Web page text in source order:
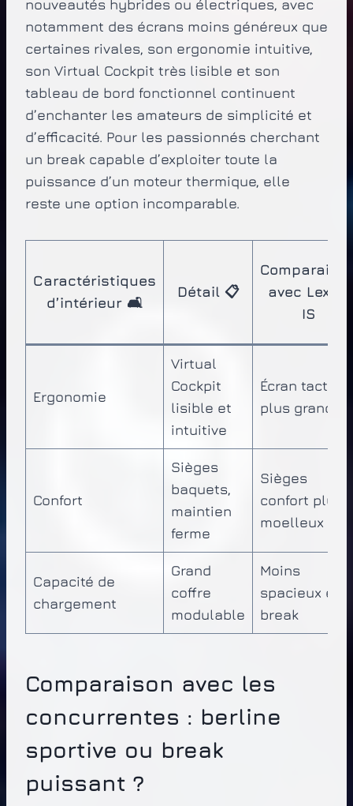
nouveautés hybrides ou électriques, avec
notamment des écrans moins généreux que
certaines rivales, son ergonomie intuitive,
son Virtual Cockpit très lisible et son
tableau de bord fonctionnel continuent
d’enchanter les amateurs de simplicité et
d’efficacité. Pour les passionnés cherchant
un break capable d’exploiter toute la
puissance d’un moteur thermique, elle
reste une option incomparable.
Caractéristiques
d’intérieur 🛋️
Détail 📋
avec Lexus
IS
Ergonomie
Virtual
Cockpit
lisible et
intuitive
Écran tactile
plus grand
Confort
Sièges
baquets,
maintien
ferme
Sièges
confort plus
moelleux
Capacité de
chargement
Grand
coffre
modulable
Moins
spacieux en
break
Comparaison avec les
concurrentes : berline
sportive ou break
puissant ?